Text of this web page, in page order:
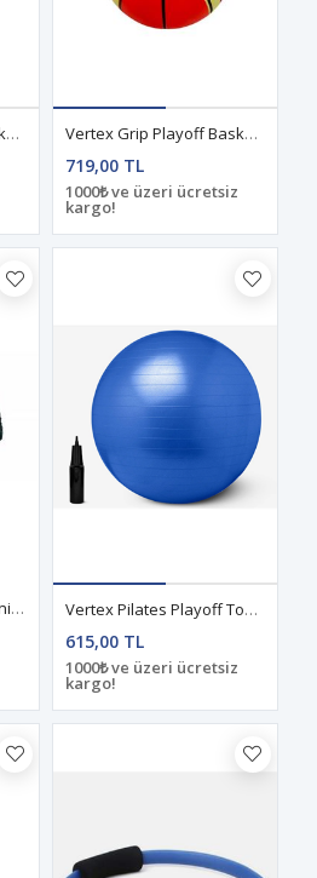
Vertex Grip Playoff Basketbol Topu 6 No Vertex Grip Playoff Basketbol Topu 7 No
719,00 TL
1000₺ ve üzeri ücretsiz
kargo!
Vertex Masa Playoff Tenis File Demiri Mengeneli Yeşil Vertex Pilates Playoff Topu Mavi
615,00 TL
1000₺ ve üzeri ücretsiz
kargo!